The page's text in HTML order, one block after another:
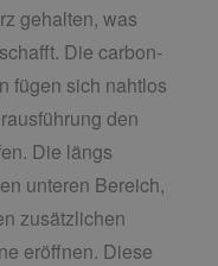
gehalten, was
Die carbon-
fügen sich nahtlos
den
Die längs
unteren Bereich,
zusätzlichen
eröffnen. Diese